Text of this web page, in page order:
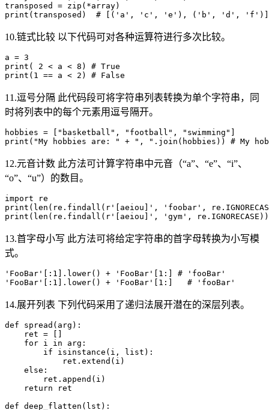
transposed = zip(*array)
10.链式比较 以下代码可对各种运算符进行多次比较。
a = 3
print( 2 < a < 8) # True
11.逗号分隔 此代码段可将字符串列表转换为单个字符串，同
时将列表中的每个元素用逗号隔开。
hobbies = ["basketball", "football", "swimming"]
12.元音计数 此方法可计算字符串中元音（“a”、“e”、“i”、
“o”、“u”）的数目。
import re
print(len(re.findall(r'[aeiou]', 'foobar',
13.首字母小写 此方法可将给定字符串的首字母转换为小写模
式。
'FooBar'[:1].lower() + 'FooBar'[1:] # 'fooBar'
14.展开列表 下列代码采用了递归法展开潜在的深层列表。
def spread(arg):
    ret = []
    for i in arg:
        if isinstance(i, list):
            ret.extend(i)
    else:
        ret.append(i)
    return ret
def deep_flatten(lst):